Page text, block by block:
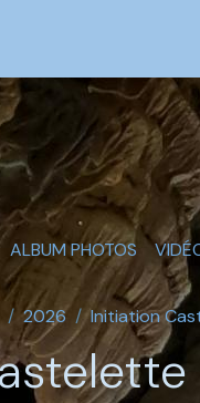
ALBUM PHOTOS
2026 Initiation